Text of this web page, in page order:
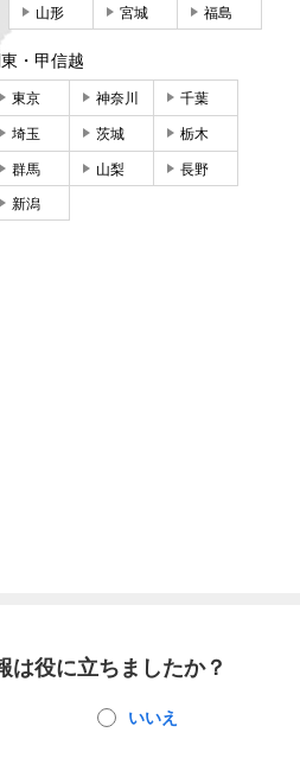
山形 宮城 福島
・甲信越
東京 神奈川 千葉
埼玉 茨城 栃木
群馬 山梨 長野
新潟
は役に立ちましたか？
いいえ